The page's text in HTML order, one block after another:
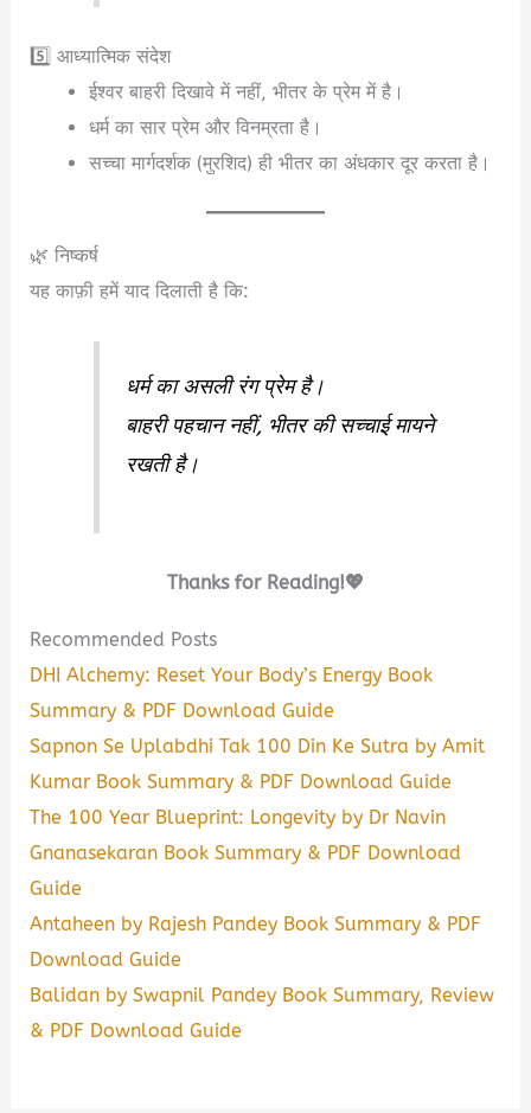
5️⃣ आध्यात्मिक संदेश
ईश्वर बाहरी दिखावे में नहीं, भीतर के प्रेम में है।
धर्म का सार प्रेम और विनम्रता है।
सच्चा मार्गदर्शक (मुरशिद) ही भीतर का अंधकार दूर करता है।
🌿 निष्कर्ष
यह काफ़ी हमें याद दिलाती है कि:
धर्म का असली रंग प्रेम है।
बाहरी पहचान नहीं, भीतर की सच्चाई मायने
रखती है।
Thanks for Reading!💖
Recommended Posts
DHI Alchemy: Reset Your Body’s Energy Book
Summary & PDF Download Guide
Sapnon Se Uplabdhi Tak 100 Din Ke Sutra by Amit
Kumar Book Summary & PDF Download Guide
The 100 Year Blueprint: Longevity by Dr Navin
Gnanasekaran Book Summary & PDF Download
Guide
Antaheen by Rajesh Pandey Book Summary & PDF
Download Guide
Balidan by Swapnil Pandey Book Summary, Review
& PDF Download Guide